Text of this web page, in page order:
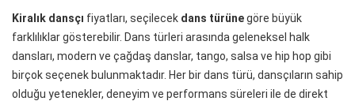
Kiralık dansçı fiyatları, seçilecek dans türünegöre büyük
farklılıklar gösterebilir. Dans türleri arasında geleneksel halk
dansları, modern ve çağdaş danslar, tango, salsa ve hip hop gibi
birçok seçenek bulunmaktadır. Her bir dans türü, dansçıların sahip
olduğu yetenekler, deneyim ve performans süreleri ile de direkt